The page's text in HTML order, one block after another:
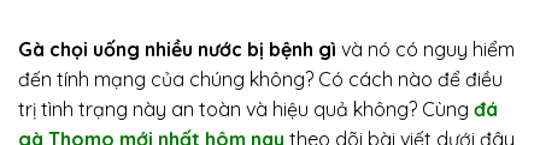
Gà chọi uống nhiều nước bị bệnh gì và nó có nguy hiểm
đến tính mạng của chúng không? Có cách nào để điều
trị tình trạng này an toàn và hiệu quả không? Cùng đá
gà Thomo mới nhất hôm nay theo dõi bài viết dưới đây